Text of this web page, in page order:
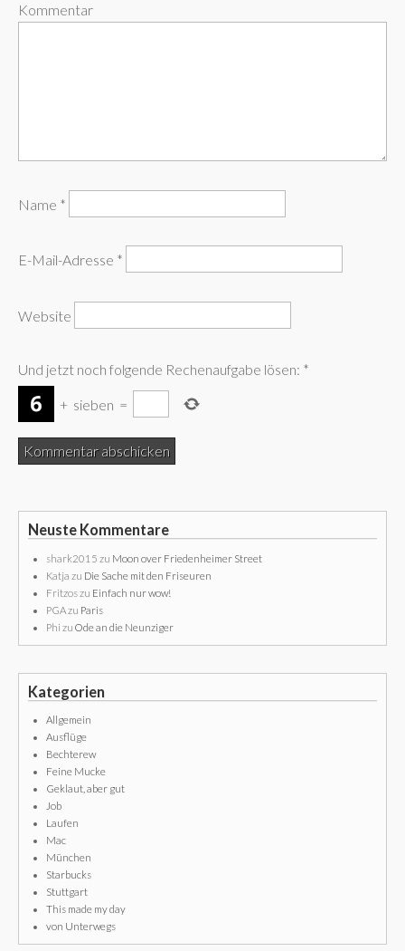
Kommentar
Name *
E-Mail-Adresse *
Website
Und jetzt noch folgende Rechenaufgabe lösen: *
+ sieben =
Neuste Kommentare
shark2015 zu Moon over Friedenheimer Street
Katja zu Die Sache mit den Friseuren
Fritzoszu Einfach nur wow!
PGAzu Paris
Phi zu Ode an die Neunziger
Kategorien
Allgemein
Ausflüge
Bechterew
Feine Mucke
Geklaut, aber gut
Job
Laufen
Mac
München
Starbucks
Stuttgart
This made my day
von Unterwegs